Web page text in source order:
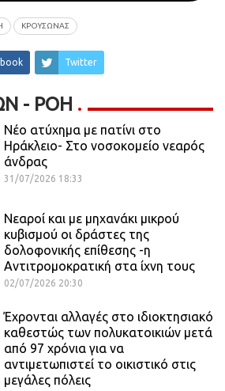
ΚΡΟΥΣΩΝΑΣ
Twitter
- ΡΟΗ
Νέο ατύχημα με πατίνι στο
Ηράκλειο- Στο νοσοκομείο νεαρός
άνδρας
31/07/2026 18:33
Νεαροί και με μηχανάκι μικρού
κυβισμού οι δράστες της
δολοφονικής επίθεσης -η
Αντιτρομοκρατική στα ίχνη τους
02/07/2026 20:30
Έχρονται αλλαγές στο ιδιοκτησιακό
καθεστώς των πολυκατοικιών μετά
από 97 χρόνια για να
αντιμετωπιστεί το οικιστικό στις
μεγάλες πόλεις